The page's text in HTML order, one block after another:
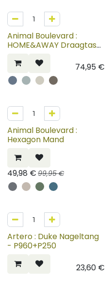
Animal Boulevard :
HOME&AWAY Draagtas
74,95€
50%
Animal Boulevard :
Hexagon Mand
49,98 € 99,95€
Artero : Duke Nageltang
- P960+P250
23,60€